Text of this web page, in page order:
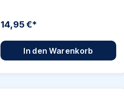
14,95 €*
In den Warenkorb